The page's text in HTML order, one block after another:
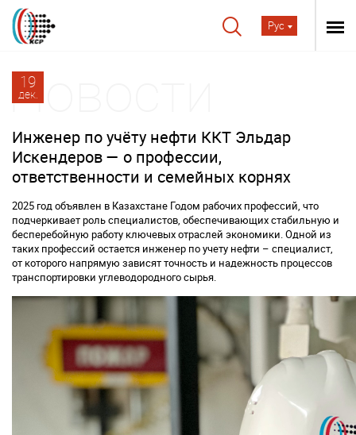
Рус
19
дек.
Инженер по учёту нефти ККТ Эльдар
Искендеров — о профессии,
ответственности и семейных корнях
2025 год объявлен в Казахстане Годом рабочих профессий, что
подчеркивает роль специалистов, обеспечивающих стабильную и
бесперебойную работу ключевых отраслей экономики. Одной из
таких профессий остается инженер по учету нефти – специалист,
от которого напрямую зависят точность и надежность процессов
транспортировки углеводородного сырья.